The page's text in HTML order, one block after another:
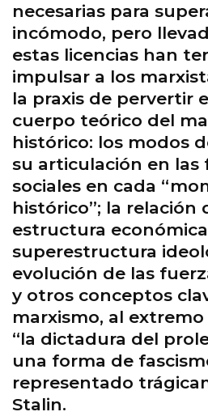
necesarias para
incómodo, pero
estas licencias han
impulsar a los
la praxis de pervertir
cuerpo teórico del
histórico: los modos
su articulación en las
sociales en cada
histórico”; la relación
estructura
superestructura
evolución de las
y otros conceptos
marxismo, al
“la dictadura del
una forma de
representado
Stalin.